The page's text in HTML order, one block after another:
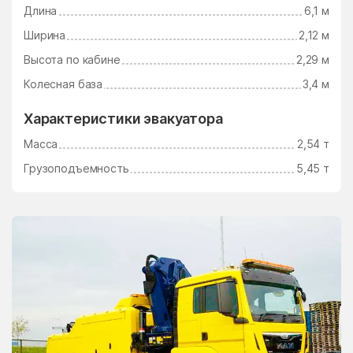
Длина
6,1 м
Ширина
2,12 м
Высота по кабине
2,29 м
Колесная база
3,4 м
Характеристики эвакуатора
Масса
2,54 т
Грузоподъемность
5,45 т
Электросталь Электроугли
Юдино Южный Поселок
Юрцово
Ямкино Ярополец
Яхрома